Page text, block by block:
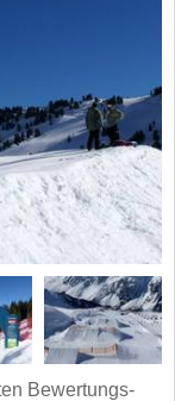
Bewertungs-